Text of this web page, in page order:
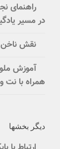
در مسیر
نقش ناخن
آموزش
همراه با نت
دیگر بخشها